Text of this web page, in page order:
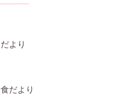
より
だより